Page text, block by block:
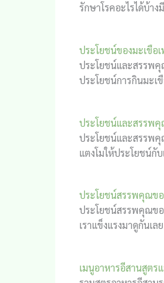
รักษาโรคอะไรได้บ้า
ประโยชน์ของมะเขือ
ประโยชน์และสรรพคุ
ประโยชน์การกินมะเ
ประโยชน์และสรรพคุ
ประโยชน์และสรรพคุ
แตงโมให้ประโยชน์กั
ประโยชน์สรรพคุณข
ประโยชน์สรรพคุณขอ
เราแข็งแรงมาดูกันเลย
เมนูอาหารอีสานสูตร